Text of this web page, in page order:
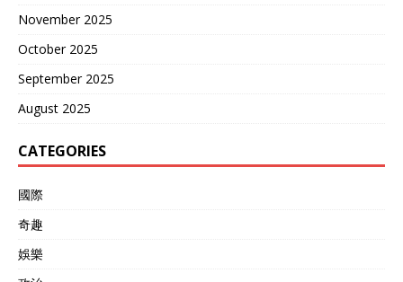
November 2025
October 2025
September 2025
August 2025
CATEGORIES
國際
奇趣
娛樂